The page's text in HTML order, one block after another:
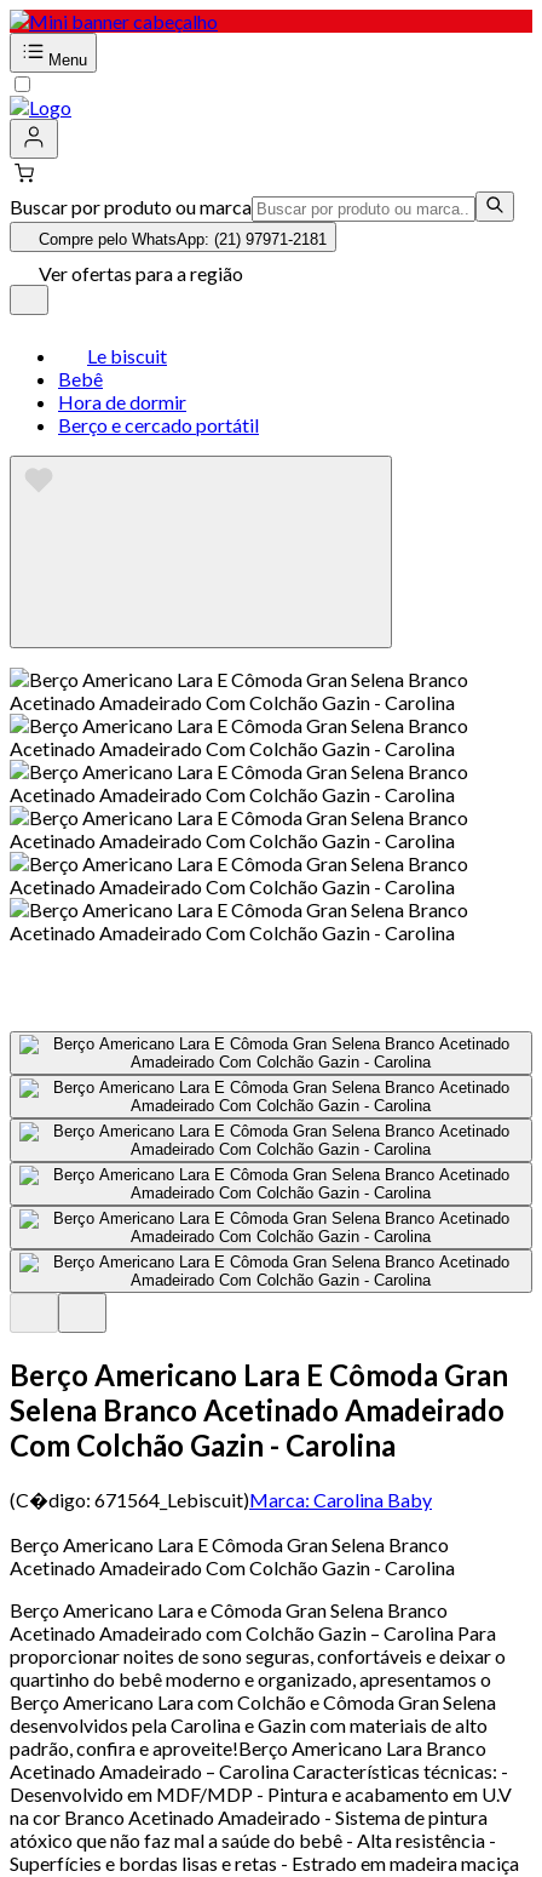
Menu
Buscar por produto ou marca
Compre pelo WhatsApp: (21) 97971-2181
Ver ofertas para a região
Le biscuit
Bebê
Hora de dormir
Berço e cercado portátil
Berço Americano Lara E Cômoda Gran
Selena Branco Acetinado Amadeirado
Com Colchão Gazin - Carolina
(C�digo: 671564_Lebiscuit)Marca: Carolina Baby
Berço Americano Lara E Cômoda Gran Selena Branco
Acetinado Amadeirado Com Colchão Gazin - Carolina
Berço Americano Lara e Cômoda Gran Selena Branco
Acetinado Amadeirado com Colchão Gazin – Carolina Para
proporcionar noites de sono seguras, confortáveis e deixar o
quartinho do bebê moderno e organizado, apresentamos o
Berço Americano Lara com Colchão e Cômoda Gran Selena
desenvolvidos pela Carolina e Gazin com materiais de alto
padrão, confira e aproveite!Berço Americano Lara Branco
Acetinado Amadeirado – Carolina Características técnicas: -
Desenvolvido em MDF/MDP - Pintura e acabamento em U.V
na cor Branco Acetinado Amadeirado - Sistema de pintura
atóxico que não faz mal a saúde do bebê - Alta resistência -
Superfícies e bordas lisas e retas - Estrado em madeira maciça